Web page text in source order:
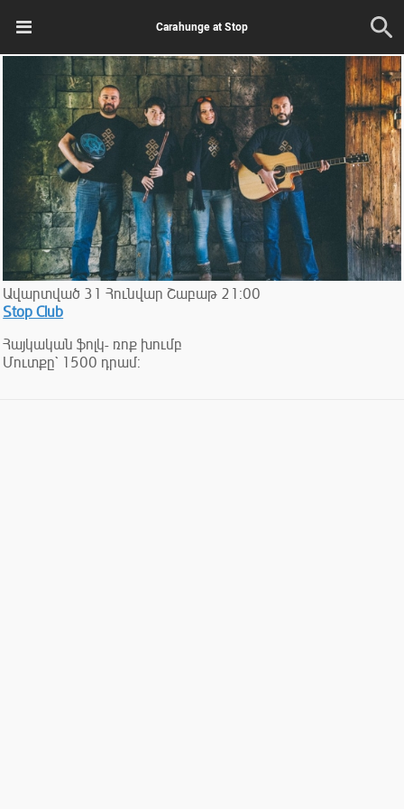
Carahunge at Stop
Ավարտված 31 Հունվար Շաբաթ 21:00
Stop Club
Հայկական ֆոլկ- ռոք խումբ
Մուտքը` 1500 դրամ: